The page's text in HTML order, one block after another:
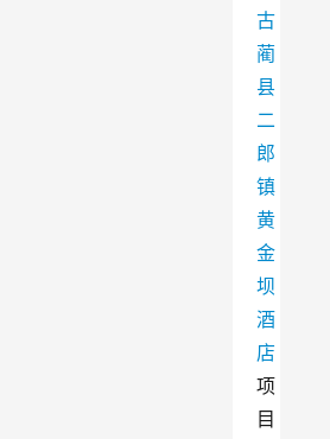
古
蔺
县
二
郎
镇
黄
金
坝
酒
店
项
目